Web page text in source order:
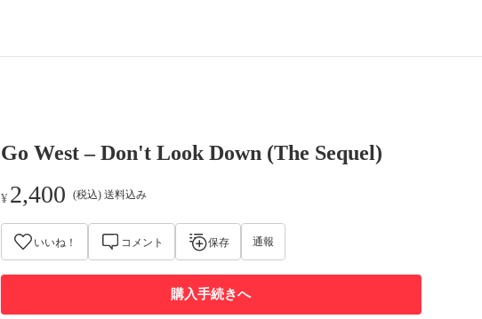
Go West – Don't Look Down (The Sequel)
¥ 2,400 (税込) 送料込み
いいね！ コメント 保存 通報
購入手続きへ